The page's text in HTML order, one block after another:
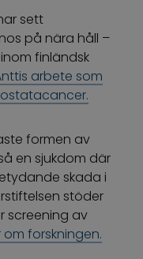
sett
på nära håll –
finländsk
arbete som
formen av
en sjukdom där
skada i
stöder
screening av
om forskningen.